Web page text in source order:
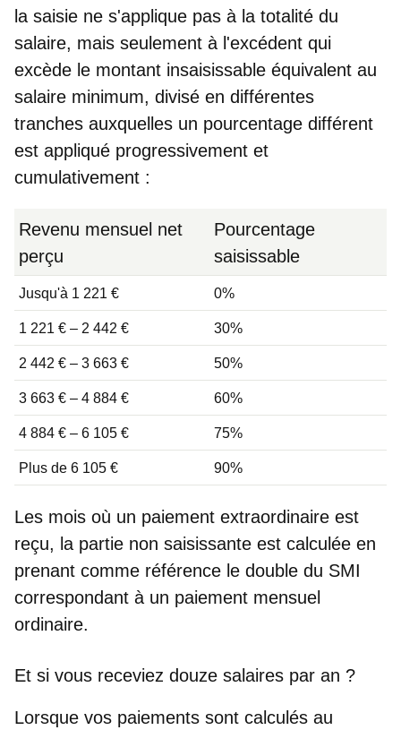
la saisie ne s'applique pas à la totalité du
salaire, mais seulement à l'excédent qui
excède le montant insaisissable équivalent au
salaire minimum, divisé en différentes
tranches auxquelles un pourcentage différent
est appliqué progressivement et
cumulativement :
Revenu mensuel net
perçu
Pourcentage
saisissable
Jusqu'à 1 221 € 0%
1 221 € – 2 442 € 30%
2 442 € – 3 663 € 50%
3 663 € – 4 884 € 60%
4 884 € – 6 105 € 75%
Plus de 6 105 € 90%
Les mois où un paiement extraordinaire est
reçu, la partie non saisissante est calculée en
prenant comme référence le double du SMI
correspondant à un paiement mensuel
ordinaire.
Et si vous receviez douze salaires par an ?
Lorsque vos paiements sont calculés au